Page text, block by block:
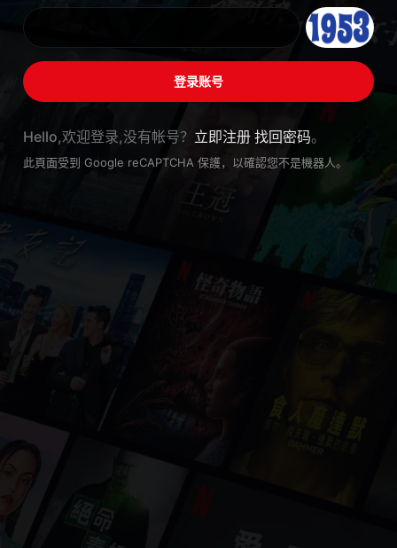
Hello,欢迎登录,没有帐号？ 立即注册 找回密码。
此頁面受到 Google reCAPTCHA 保護，以確認您不是機器人。